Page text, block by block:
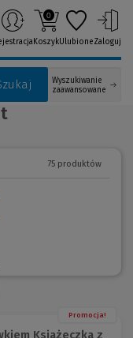
Wyszukiwanie
zaawansowane
0
KoszykUlubioneZaloguj
75 produktów
Promocja!
Książeczka z